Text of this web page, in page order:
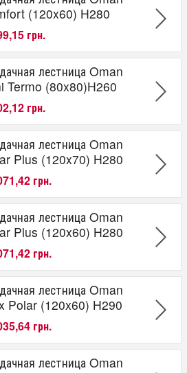
(120x60) H280
грн.
лестница Oman
Termo (80x80)H260
грн.
лестница Oman
Plus (120x70) H280
грн.
лестница Oman
Plus (120x60) H280
грн.
лестница Oman
Polar (120x60) H290
грн.
лестница Oman